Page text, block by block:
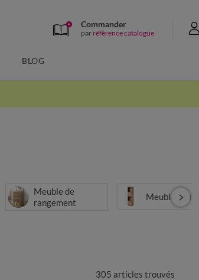
Commander
par référence catalogue
BLOG
Meuble de
rangement
Meuble à
305 articles trouvés